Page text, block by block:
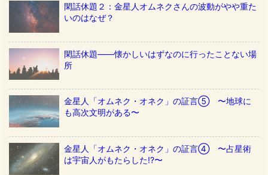
閑話休題２：金星人オムネクさんの波動がやや重た
いのはなぜ？
閑話休題——懐かしいはずなのに行ったことない場
所
金星人「オムネク・オネク」の証言⑤ 〜地球に
も高次文明がある〜
金星人「オムネク・オネク」の証言④ 〜占星術
は宇宙人がもたらした!?〜